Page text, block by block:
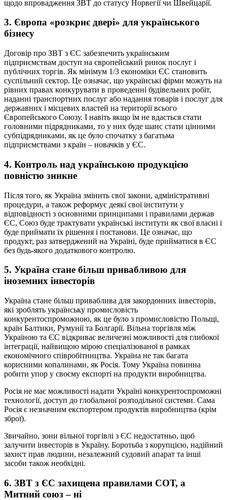
щодо впровадження ЗВТ до статусу Норвегії чи Швейцарії.
3. Європа «розкриє двері» для українського
бізнесу
Договір про ЗВТ з ЄС забезпечить українським
підприємствам доступ на європейський ринок послуг і
публічних торгів. Як мінімум 1/3 економіки ЄС становить
суспільний сектор. Це означає, що українські фірми можуть на
рівних правах конкурувати в проведенні будівельних робіт,
наданні транспортних послуг або надання товарів і послуг для
державних і місцевих властей на території всього
Європейського Союзу. І навіть якщо їм не вдасться стати
головними підрядниками, то у них буде шанс стати цінними
субпідрядниками, як це було спочатку з багатьма
підприємствами з країн – новачків у ЄС.
4. Контроль над українською продукцією
повністю зникне
Після того, як Україна змінить свої закони, адміністративні
процедури, а також реформує деякі свої інститути у
відповідності з основними принципами і правилами держав
ЄС, Союз буде трактувати українські інститути як свої власні і
буде приймати їх рішення і постанови. Це означає, що
продукт, раз затверджений на Україні, буде прийматися в ЄС
без будь-якого додаткового контролю.
5. Україна стане більш привабливою для
іноземних інвесторів
Україна стане більш приваблива для закордонних інвесторів,
які зроблять українську промисловість
конкурентоспроможною, як це було з промисловістю Польщі,
країн Балтики, Румунії та Болгарії. Вільна торгівля між
Україною та ЄС відкриває величезні можливості для глибокої
інтеграції, найвищою мірою спеціалізованої в рамках
економічного співробітництва. Україна не так багата
корисними копалинами, як Росія. Тому Україна повинна
робити упор у своєму експорті на продукти виробництва.
Росія не має можливості надати Україні конкурентоспроможні
технології, доступ до глобальної розподільної системи. Сама
Росія є незначним експортером продуктів виробництва (крім
зброї).
Звичайно, зони вільної торгівлі з ЄС недостатньо, щоб
залучити інвесторів в Україну. Боротьба з корупцією, надійний
захист прав людини, незалежний судовий апарат та інші
засоби також необхідні.
6. ЗВТ з ЄС захищена правилами СОТ, а
Митний союз – ні